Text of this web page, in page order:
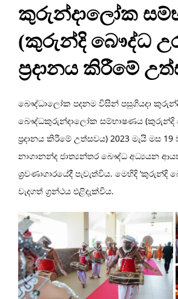
කුරුන්දාලෝක
(කුරුන්දි බෞද්ධ
ප්‍රදානය කිරීමේ
බෞද්ධාලෝක පදනම විසින් පසුගියදා
බෞද්ධකුරුන්දාලෝක සම්භාෂණය (කුරුන්දි
ප්‍රදානය කිරීමේ උත්සවය) 2023 මැයි මස
නාගානන්ද ජාත්‍යන්තර බෞද්ධ අධ්‍යයන
ශ්‍රවණාගාරයේදී පැවැත්විය. මෙහිදි
වැදගත් ග්‍රන්ථය එළිදැක්විය.